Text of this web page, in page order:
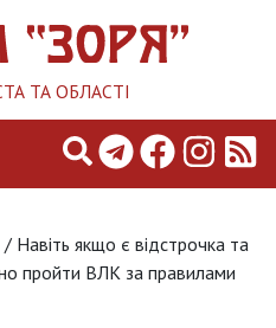
ТА ОБЛАСТІ
/ Навіть якщо є відстрочка та
пройти ВЛК за правилами